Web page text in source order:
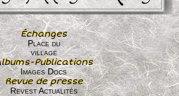
Place du
village
Échanges
Images Docs
Publications
Revest Actualités
Revue de presse